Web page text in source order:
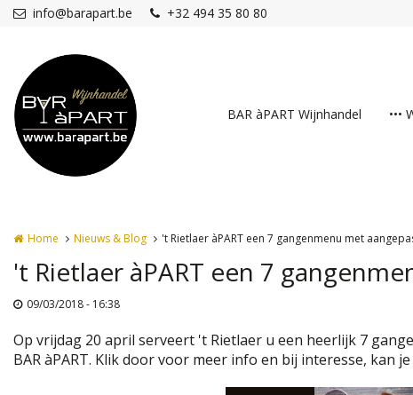
Overslaan en naar de inhoud gaan
info@barapart.be +32 494 35 80 80
BAR àPART Wijnhandel •••
Home Nieuws & Blog 't Rietlaer àPART een 7 gangenmenu met
't Rietlaer àPART een 7
09/03/2018 - 16:38
Op vrijdag 20 april serveert 't Rietlaer u een heerlijk 7
BAR àPART. Klik door voor meer info en bij interesse, kan